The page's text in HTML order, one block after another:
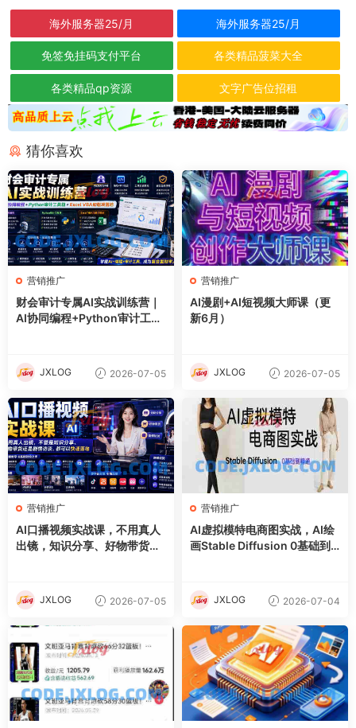
海外服务器25/月 海外服务器25/月
免签免挂码支付平台 各类精品菠菜大全
各类精品qp资源 文字广告位招租
猜你喜欢
营销推广
财会审计专属AI实战训练营｜
AI协同编程+Python审计工具
JXLOG 2026-07-05
营销推广
AI漫剧+AI短视频大师课（更
新6月）
JXLOG 2026-07-05
营销推广
AI口播视频实战课，不用真人
出镜，知识分享、好物带货剧
JXLOG 2026-07-05
营销推广
AI虚拟模特电商图实战，AI绘
画Stable Diffusion 0基础到
JXLOG 2026-07-04